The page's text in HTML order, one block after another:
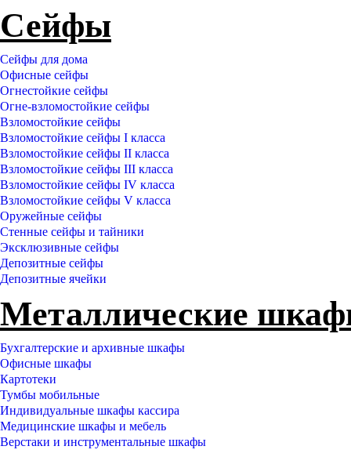
Сейфы
Сейфы для дома
Офисные сейфы
Огнестойкие сейфы
Огне-взломостойкие сейфы
Взломостойкие сейфы
Взломостойкие сейфы I класса
Взломостойкие сейфы II класса
Взломостойкие сейфы III класса
Взломостойкие сейфы IV класса
Взломостойкие сейфы V класса
Оружейные сейфы
Стенные сейфы и тайники
Эксклюзивные сейфы
Депозитные сейфы
Депозитные ячейки
Металлические
Бухгалтерские и архивные шкафы
Офисные шкафы
Картотеки
Тумбы мобильные
Индивидуальные шкафы кассира
Медицинские шкафы и мебель
Верстаки и инструментальные шкафы